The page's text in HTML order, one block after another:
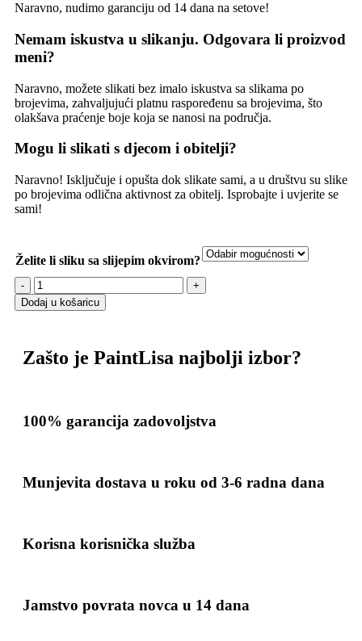
Naravno, nudimo garanciju od 14 dana na setove!
Nemam iskustva u slikanju. Odgovara li proizvod
meni?
Naravno, možete slikati bez imalo iskustva sa slikama po
brojevima, zahvaljujući platnu raspoređenu sa brojevima, što
olakšava praćenje boje koja se nanosi na područja.
Mogu li slikati s djecom i obitelji?
Naravno! Isključuje i opušta dok slikate sami, a u društvu su slike
po brojevima odlična aktivnost za obitelj. Isprobajte i uvjerite se
sami!
Želite li sliku sa slijepim okvirom?
Dodaj u košaricu
Zašto je PaintLisa najbolji izbor?
100% garancija zadovoljstva
Munjevita dostava u roku od 3-6 radna dana
Korisna korisnička služba
Jamstvo povrata novca u 14 dana